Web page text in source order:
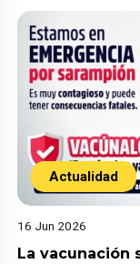
Actualidad
16 Jun 2026
La vacunación